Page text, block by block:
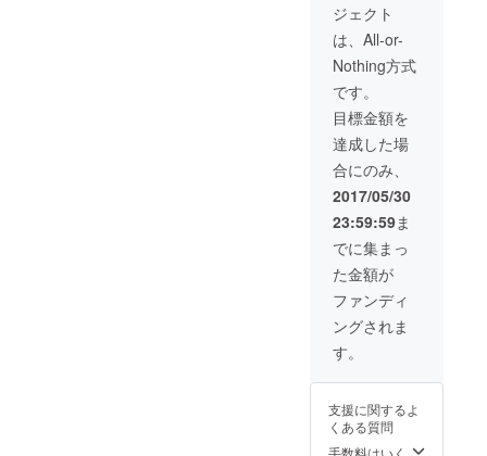
ジェクト
は、All-or-
Nothing方式
です。
目標金額を
達成した場
合にのみ、
2017/05/30
23:59:59ま
でに集まっ
た金額が
ファンディ
ングされま
す。
支援に関するよ
くある質問